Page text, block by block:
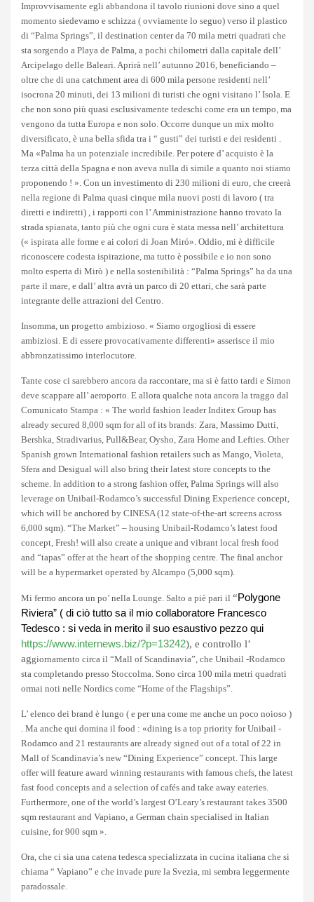
Improvvisamente egli abbandona il tavolo riunioni dove sino a quel
momento siedevamo e schizza ( ovviamente lo seguo) verso il plastico
di “Palma Springs”, il destination center da 70 mila metri quadrati che
sta sorgendo a Playa de Palma, a pochi chilometri dalla capitale dell’
Arcipelago delle Baleari. Aprirà nell’ autunno 2016, beneficiando –
oltre che di una catchment area di 600 mila persone residenti nell’
isocrona 20 minuti, dei 13 milioni di turisti che ogni visitano l’ Isola. E
che non sono più quasi esclusivamente tedeschi come era un tempo, ma
vengono da tutta Europa e non solo. Occorre dunque un mix molto
diversificato, è una bella sfida tra i “ gusti” dei turisti e dei residenti .
Ma «Palma ha un potenziale incredibile. Per potere d’ acquisto è la
terza città della Spagna e non aveva nulla di simile a quanto noi stiamo
proponendo ! ». Con un investimento di 230 milioni di euro, che creerà
nella regione di Palma quasi cinque mila nuovi posti di lavoro ( tra
diretti e indiretti) , i rapporti con l’ Amministrazione hanno trovato la
strada spianata, tanto più che ogni cura è stata messa nell’ architettura
(« ispirata alle forme e ai colori di Joan Miró». Oddio, mi è difficile
riconoscere codesta ispirazione, ma tutto è possibile e io non sono
molto esperta di Mirò ) e nella sostenibilità : “Palma Springs” ha da una
parte il mare, e dall’ altra avrà un parco di 20 ettari, che sarà parte
integrante delle attrazioni del Centro.
Insomma, un progetto ambizioso. « Siamo orgogliosi di essere
ambiziosi. E di essere provocativamente differenti» asserisce il mio
abbronzatissimo interlocutore.
Tante cose ci sarebbero ancora da raccontare, ma si è fatto tardi e Simon
deve scappare all’ aeroporto. E allora qualche nota ancora la traggo dal
Comunicato Stampa : « The world fashion leader Inditex Group has
already secured 8,000 sqm for all of its brands: Zara, Massimo Dutti,
Bershka, Stradivarius, Pull&Bear, Oysho, Zara Home and Lefties. Other
Spanish grown International fashion retailers such as Mango, Violeta,
Sfera and Desigual will also bring their latest store concepts to the
scheme. In addition to a strong fashion offer, Palma Springs will also
leverage on Unibail-Rodamco’s successful Dining Experience concept,
which will be anchored by CINESA (12 state-of-the-art screens across
6,000 sqm). “The Market” – housing Unibail-Rodamco’s latest food
concept, Fresh! will also create a unique and vibrant local fresh food
and “tapas” offer at the heart of the shopping centre. The final anchor
will be a hypermarket operated by Alcampo (5,000 sqm).
Mi fermo ancora un po’ nella Lounge. Salto a piè pari il “Polygone
Riviera” ( di ciò tutto sa il mio collaboratore Francesco
Tedesco : si veda in merito il suo esaustivo pezzo qui
https://www.internews.biz/?p=13242), e controllo l’
aggiornamento circa il “Mall of Scandinavia”, che Unibail -Rodamco
sta completando presso Stoccolma. Sono circa 100 mila metri quadrati
ormai noti nelle Nordics come “Home of the Flagships”.
L’ elenco dei brand è lungo ( e per una come me anche un poco noioso )
. Ma anche qui domina il food : «dining is a top priority for Unibail -
Rodamco and 21 restaurants are already signed out of a total of 22 in
Mall of Scandinavia’s new “Dining Experience” concept. This large
offer will feature award winning restaurants with famous chefs, the latest
fast food concepts and a selection of cafés and take away eateries.
Furthermore, one of the world’s largest O’Leary’s restaurant takes 3500
sqm restaurant and Vapiano, a German chain specialised in Italian
cuisine, for 900 sqm ».
Ora, che ci sia una catena tedesca specializzata in cucina italiana che si
chiama “ Vapiano” e che invade pure la Svezia, mi sembra leggermente
paradossale.